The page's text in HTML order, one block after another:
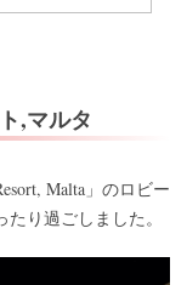
,マルタ
Malta 」のロビー
たり過ごしました。